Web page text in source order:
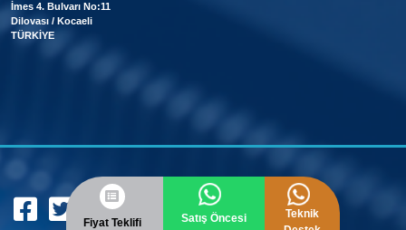
Fiyat Teklifi
Satış Öncesi
Teknik
İmes 4. Bulvarı No:11
Dilovası / Kocaeli
TÜRKİYE
BIZE YAZIN